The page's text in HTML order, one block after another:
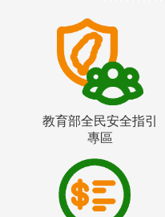
教育部全民安全指引
專區